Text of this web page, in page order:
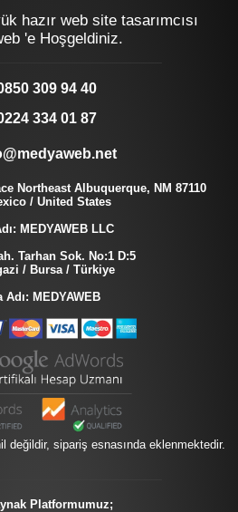
hazır web site tasarımcısı
'e Hoşgeldiniz.
309 94 40
334 01 87
Northeast Albuquerque, NM 87110
/ United States
MEDYAWEB LLC
Tarhan Sok. No:1 D:5
/ Bursa / Türkiye
Adı: MEDYAWEB
değildir, sipariş esnasında eklenmektedir.
Platformumuz;